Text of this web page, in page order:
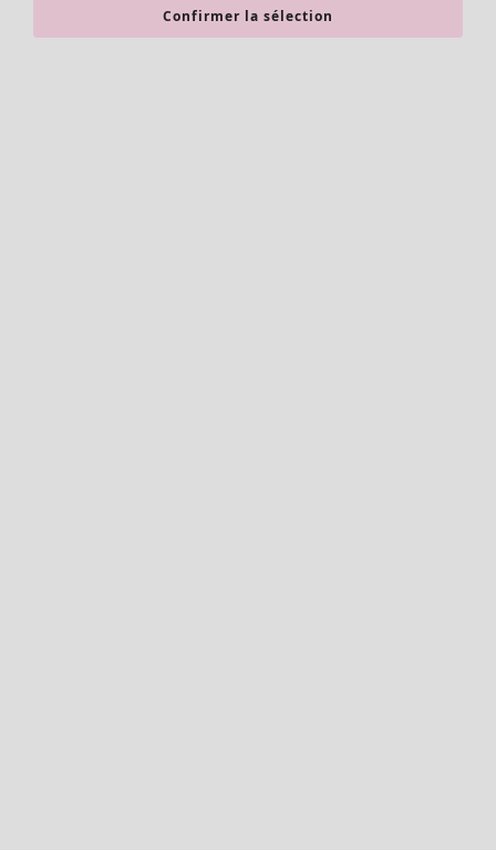
Confirmer la sélection